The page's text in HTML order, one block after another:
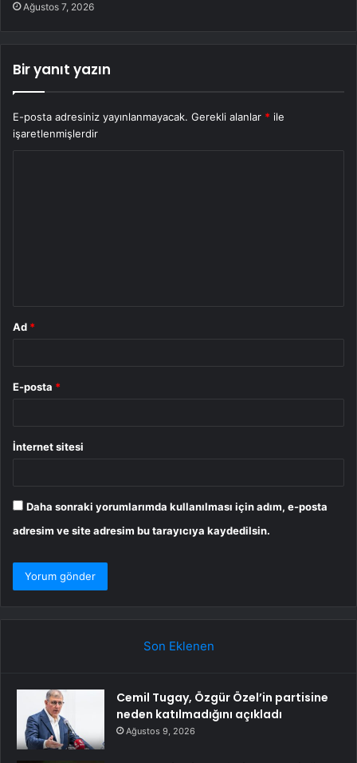
Ağustos 7, 2026
Bir yanıt yazın
E-posta adresiniz yayınlanmayacak. Gerekli alanlar * ile
işaretlenmişlerdir
Ad *
E-posta *
İnternet sitesi
Daha sonraki yorumlarımda kullanılması için adım, e-posta
adresim ve site adresim bu tarayıcıya kaydedilsin.
Son Eklenen
Cemil Tugay, Özgür Özel’in partisine
neden katılmadığını açıkladı
Ağustos 9, 2026